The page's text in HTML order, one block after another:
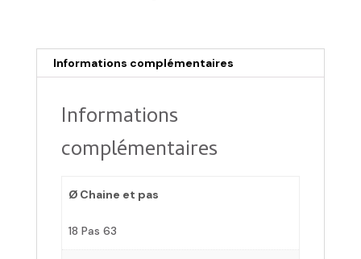
Informations complémentaires
Informations
complémentaires
Ø Chaine et pas
18 Pas 63